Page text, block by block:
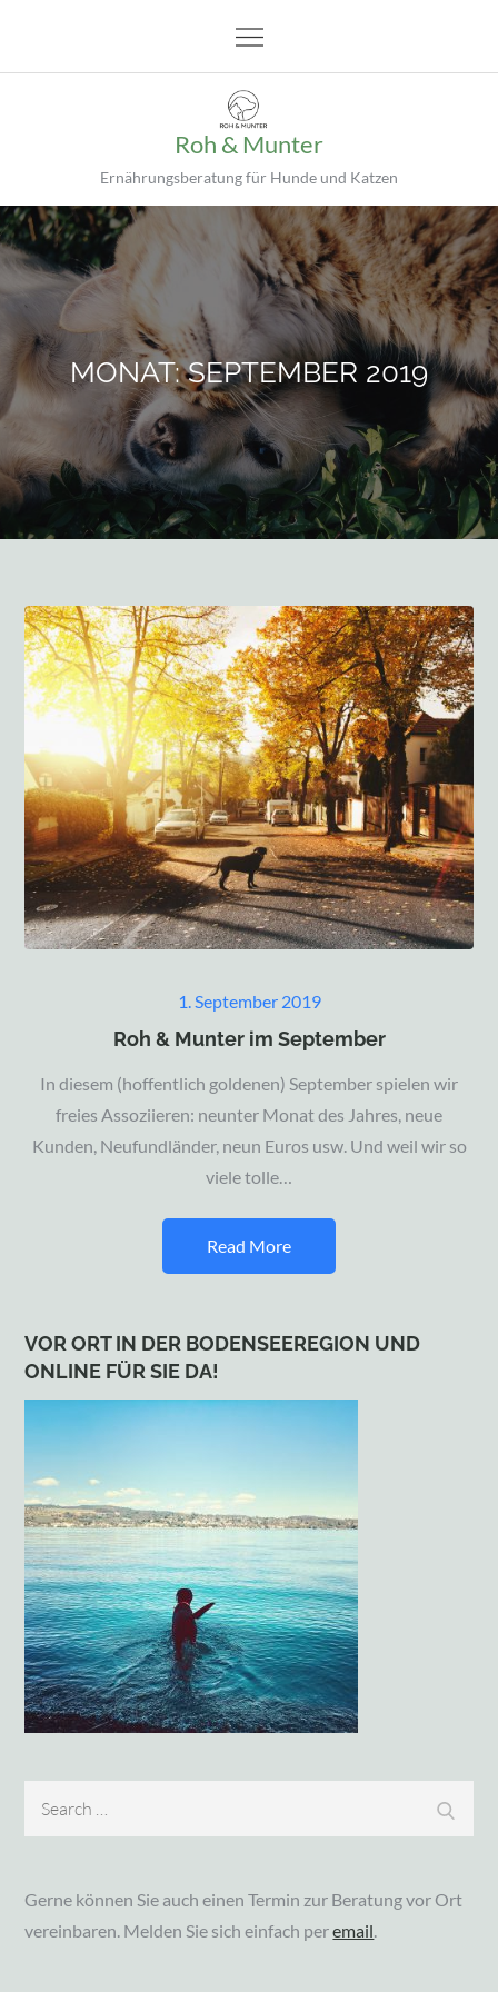
content
Roh & Munter
Ernährungsberatung für Hunde und Katzen
MONAT:SEPTEMBER 2019
Posted
on
1. September 2019
Roh & Munter im September
In diesem (hoffentlich goldenen) September spielen wir
freies Assoziieren: neunter Monat des Jahres, neue
Kunden, Neufundländer, neun Euros usw. Und weil wir so
viele tolle…
Read More
VOR ORT IN DER BODENSEEREGION UND
ONLINE FÜR SIE DA!
Gerne können Sie auch einen Termin zur Beratung vor Ort
vereinbaren. Melden Sie sich einfach peremail